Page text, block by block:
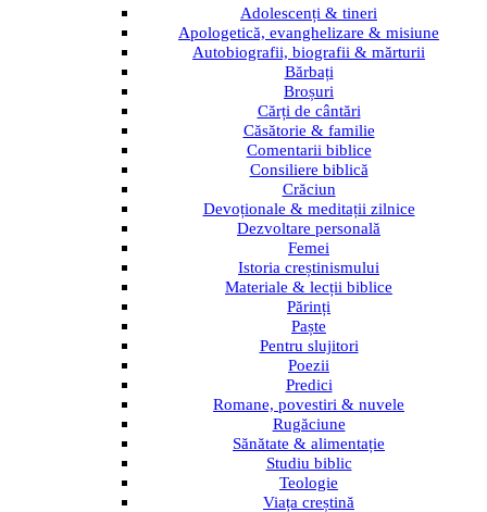
Menu
Adolescenți & tineri
Apologetică, evanghelizare & misiune
Autobiografii, biografii & mărturii
Bărbați
Broșuri
Cărți de cântări
Căsătorie & familie
Comentarii biblice
Consiliere biblică
Crăciun
Devoționale & meditații zilnice
Dezvoltare personală
Femei
Istoria creștinismului
Materiale & lecții biblice
Părinți
Paște
Pentru slujitori
Poezii
Predici
Romane, povestiri & nuvele
Rugăciune
Sănătate & alimentație
Studiu biblic
Teologie
Viața creștină